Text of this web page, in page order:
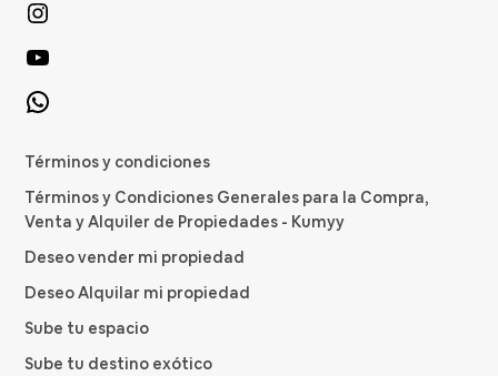
Términos y condiciones
Términos y Condiciones Generales para la Compra,
Venta y Alquiler de Propiedades - Kumyy
Deseo vender mi propiedad
Deseo Alquilar mi propiedad
Sube tu espacio
Sube tu destino exótico